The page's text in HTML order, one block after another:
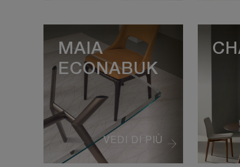
VEDI DI PIÙ
MAIA
ECONABUK